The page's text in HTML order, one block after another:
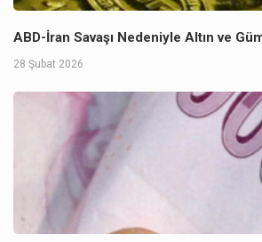
ABD-İran Savaşı Nedeniyle Altın ve
28 Şubat 2026